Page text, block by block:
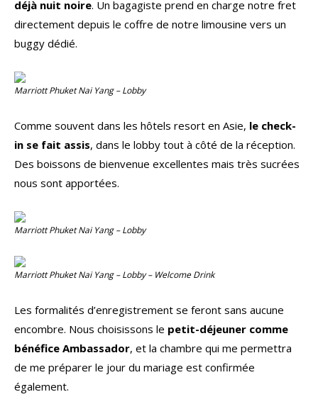
déjà nuit noire. Un bagagiste prend en charge notre fret
directement depuis le coffre de notre limousine vers un
buggy dédié.
Marriott Phuket Nai Yang – Lobby
Comme souvent dans les hôtels resort en Asie, le check-
in se fait assis, dans le lobby tout à côté de la réception.
Des boissons de bienvenue excellentes mais très sucrées
nous sont apportées.
Marriott Phuket Nai Yang – Lobby
Marriott Phuket Nai Yang – Lobby – Welcome Drink
Les formalités d’enregistrement se feront sans aucune
encombre. Nous choisissons le petit-déjeuner comme
bénéfice Ambassador, et la chambre qui me permettra
de me préparer le jour du mariage est confirmée
également.